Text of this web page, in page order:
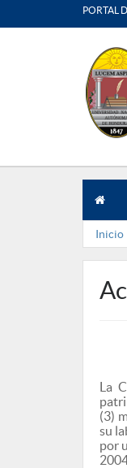
PORTAL
Inicio
La
(3)
su
por